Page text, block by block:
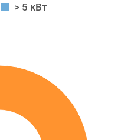
> 5 кВт